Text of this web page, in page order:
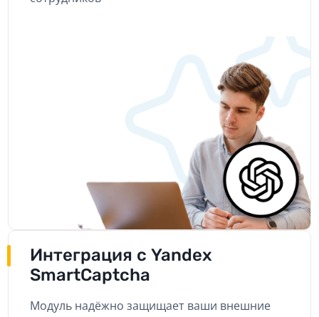
Интеграция с Yandex
SmartCaptcha
Модуль надёжно защищает ваши внешние